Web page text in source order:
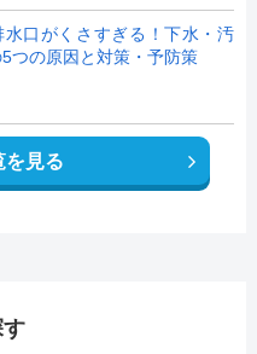
水口がくさすぎる！下水・汚
つの原因と対策・予防策
を見る